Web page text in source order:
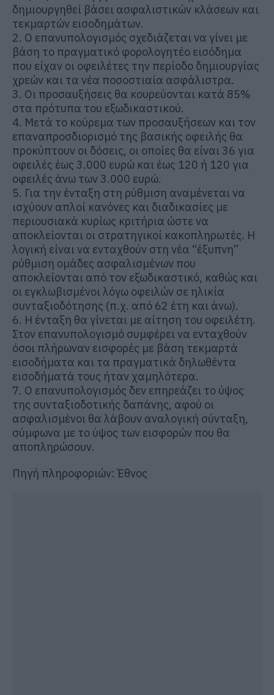
δημιουργηθεί βάσει ασφαλιστικών κλάσεων και
τεκμαρτών εισοδημάτων.
2. Ο επανυπολογισμός σχεδιάζεται να γίνει με
βάση το πραγματικό φορολογητέο εισόδημα
που είχαν οι οφειλέτες την περίοδο δημιουργίας
χρεών και τα νέα ποσοστιαία ασφάλιστρα.
3. Οι προσαυξήσεις θα κουρεύονται κατά 85%
στα πρότυπα του εξωδικαστικού.
4. Μετά το κούρεμα των προσαυξήσεων και τον
επαναπροσδιορισμό της βασικής οφειλής θα
προκύπτουν οι δόσεις, οι οποίες θα είναι 36 για
οφειλές έως 3.000 ευρώ και έως 120 ή 120 για
οφειλές άνω των 3.000 ευρώ.
5. Για την ένταξη στη ρύθμιση αναμένεται να
ισχύουν απλοί κανόνες και διαδικασίες με
περιουσιακά κυρίως κριτήρια ώστε να
αποκλείονται οι στρατηγικοί κακοπληρωτές. Η
λογική είναι να ενταχθούν στη νέα “έξυπνη”
ρύθμιση ομάδες ασφαλισμένων που
αποκλείονται από τον εξωδικαστικό, καθώς και
οι εγκλωβισμένοι λόγω οφειλών σε ηλικία
συνταξιοδότησης (π.χ. από 62 έτη και άνω).
6. Η ένταξη θα γίνεται με αίτηση του οφειλέτη.
Στον επανυπολογισμό συμφέρει να ενταχθούν
όσοι πλήρωναν εισφορές με βάση τεκμαρτά
εισοδήματα και τα πραγματικά δηλωθέντα
εισοδήματά τους ήταν χαμηλότερα.
7. Ο επανυπολογισμός δεν επηρεάζει το ύψος
της συνταξιοδοτικής δαπάνης, αφού οι
ασφαλισμένοι θα λάβουν αναλογική σύνταξη,
σύμφωνα με το ύψος των εισφορών που θα
αποπληρώσουν.
Πηγή πληροφοριών: Έθνος